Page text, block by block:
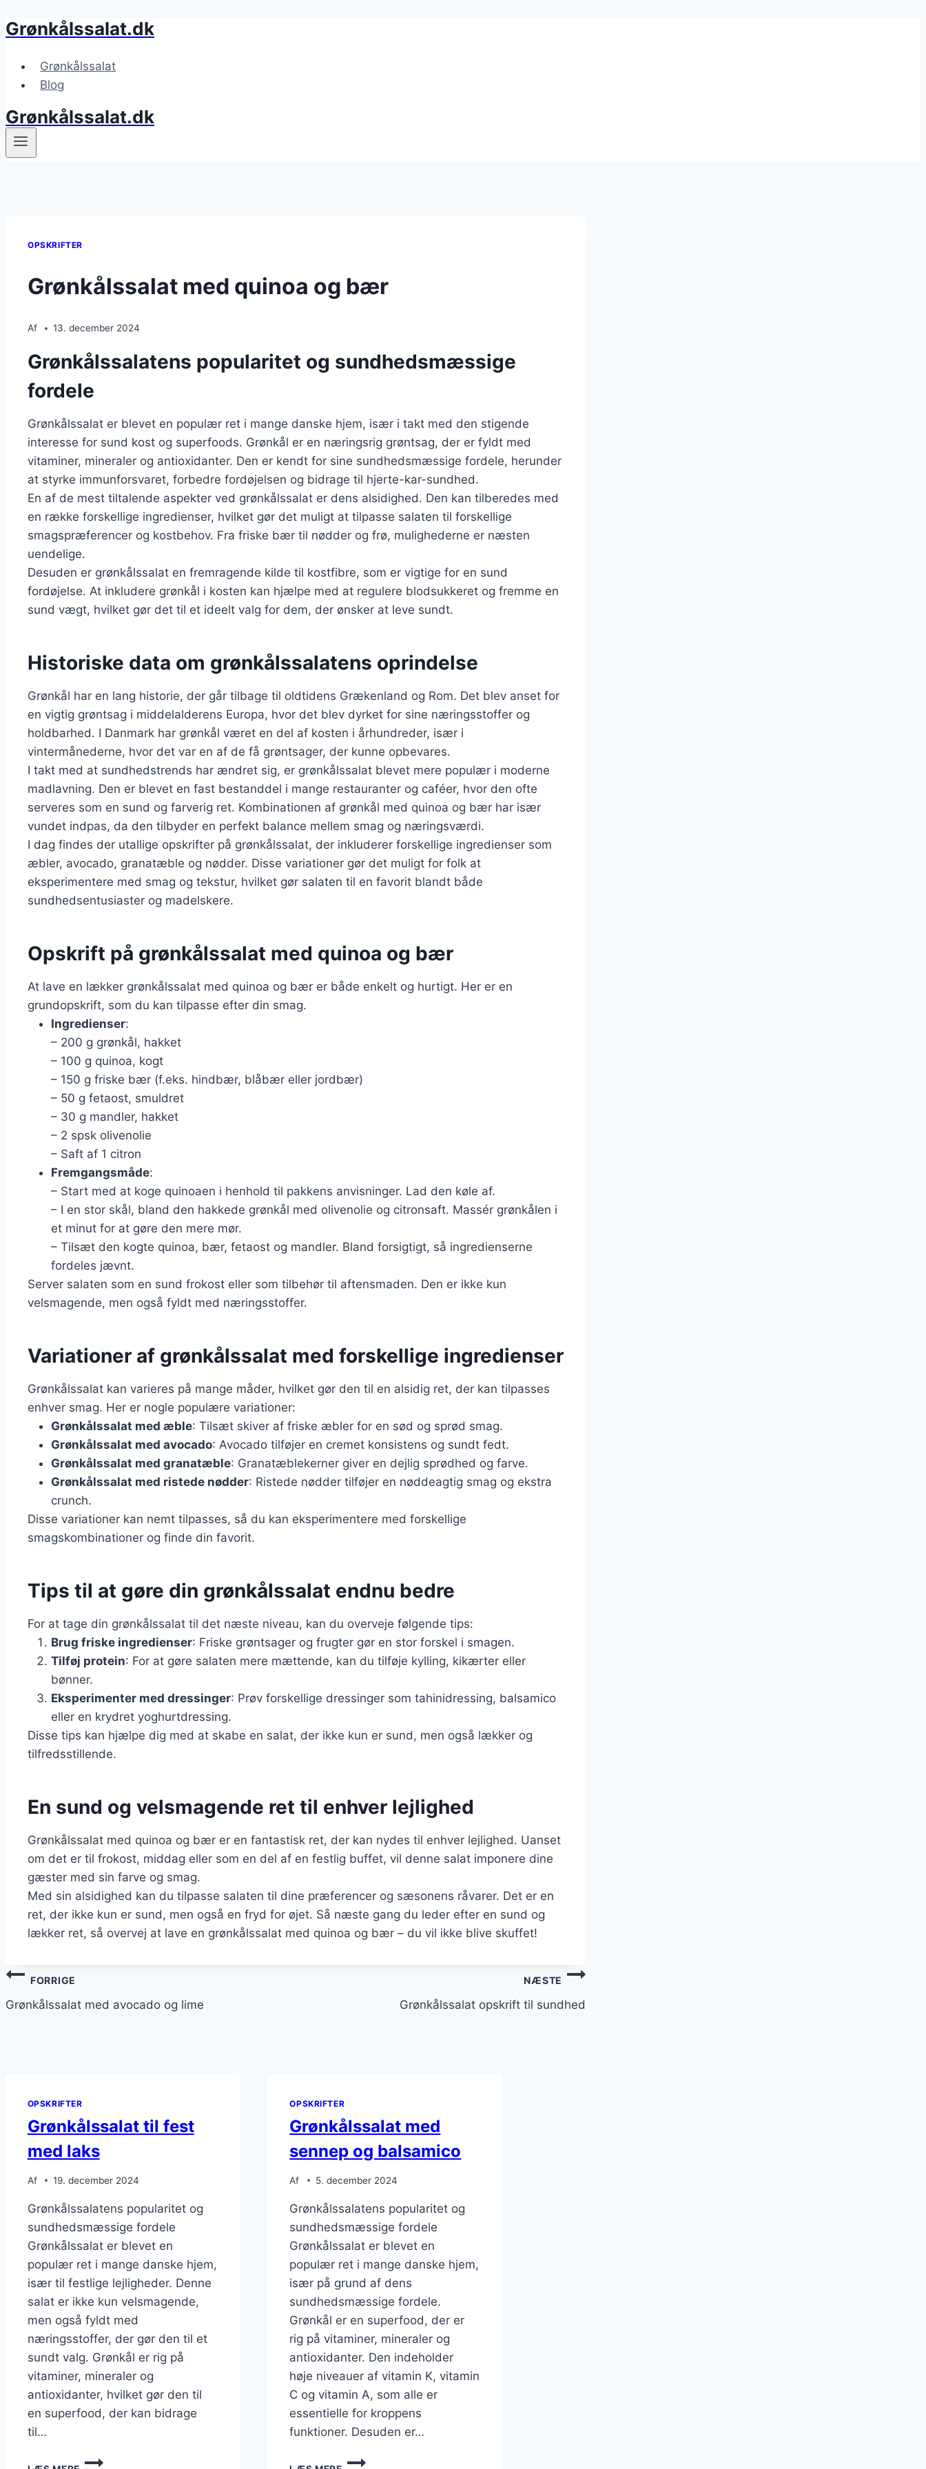
Fortsæt
indhold
Grønkålssalat.dk
Grønkålssalat
Blog
Grønkålssalat.dk
OPSKRIFTER
Grønkålssalat med quinoa og bær
Af 13. december 2024
Grønkålssalatens popularitet og sundhedsmæssige
fordele
Grønkålssalat er blevet en populær ret i mange danske hjem, især i takt med den stigende
interesse for sund kost og superfoods. Grønkål er en næringsrig grøntsag, der er fyldt med
vitaminer, mineraler og antioxidanter. Den er kendt for sine sundhedsmæssige fordele, herunder
at styrke immunforsvaret, forbedre fordøjelsen og bidrage til hjerte-kar-sundhed.
En af de mest tiltalende aspekter ved grønkålssalat er dens alsidighed. Den kan tilberedes med
en række forskellige ingredienser, hvilket gør det muligt at tilpasse salaten til forskellige
smagspræferencer og kostbehov. Fra friske bær til nødder og frø, mulighederne er næsten
uendelige.
Desuden er grønkålssalat en fremragende kilde til kostfibre, som er vigtige for en sund
fordøjelse. At inkludere grønkål i kosten kan hjælpe med at regulere blodsukkeret og fremme en
sund vægt, hvilket gør det til et ideelt valg for dem, der ønsker at leve sundt.
Historiske data om grønkålssalatens oprindelse
Grønkål har en lang historie, der går tilbage til oldtidens Grækenland og Rom. Det blev anset for
en vigtig grøntsag i middelalderens Europa, hvor det blev dyrket for sine næringsstoffer og
holdbarhed. I Danmark har grønkål været en del af kosten i århundreder, især i
vintermånederne, hvor det var en af de få grøntsager, der kunne opbevares.
I takt med at sundhedstrends har ændret sig, er grønkålssalat blevet mere populær i moderne
madlavning. Den er blevet en fast bestanddel i mange restauranter og caféer, hvor den ofte
serveres som en sund og farverig ret. Kombinationen af grønkål med quinoa og bær har især
vundet indpas, da den tilbyder en perfekt balance mellem smag og næringsværdi.
I dag findes der utallige opskrifter på grønkålssalat, der inkluderer forskellige ingredienser som
æbler, avocado, granatæble og nødder. Disse variationer gør det muligt for folk at
eksperimentere med smag og tekstur, hvilket gør salaten til en favorit blandt både
sundhedsentusiaster og madelskere.
Opskrift på grønkålssalat med quinoa og bær
At lave en lækker grønkålssalat med quinoa og bær er både enkelt og hurtigt. Her er en
grundopskrift, som du kan tilpasse efter din smag.
Ingredienser:
– 200 g grønkål, hakket
– 100 g quinoa, kogt
– 150 g friske bær (f.eks. hindbær, blåbær eller jordbær)
– 50 g fetaost, smuldret
– 30 g mandler, hakket
– 2 spsk olivenolie
– Saft af 1 citron
Fremgangsmåde:
– Start med at koge quinoaen i henhold til pakkens anvisninger. Lad den køle af.
– I en stor skål, bland den hakkede grønkål med olivenolie og citronsaft. Massér grønkålen i
et minut for at gøre den mere mør.
– Tilsæt den kogte quinoa, bær, fetaost og mandler. Bland forsigtigt, så ingredienserne
fordeles jævnt.
Server salaten som en sund frokost eller som tilbehør til aftensmaden. Den er ikke kun
velsmagende, men også fyldt med næringsstoffer.
Variationer af grønkålssalat med forskellige ingredienser
Grønkålssalat kan varieres på mange måder, hvilket gør den til en alsidig ret, der kan tilpasses
enhver smag. Her er nogle populære variationer:
Grønkålssalat med æble: Tilsæt skiver af friske æbler for en sød og sprød smag.
Grønkålssalat med avocado: Avocado tilføjer en cremet konsistens og sundt fedt.
Grønkålssalat med granatæble: Granatæblekerner giver en dejlig sprødhed og farve.
Grønkålssalat med ristede nødder: Ristede nødder tilføjer en nøddeagtig smag og ekstra
crunch.
Disse variationer kan nemt tilpasses, så du kan eksperimentere med forskellige
smagskombinationer og finde din favorit.
Tips til at gøre din grønkålssalat endnu bedre
For at tage din grønkålssalat til det næste niveau, kan du overveje følgende tips:
Brug friske ingredienser: Friske grøntsager og frugter gør en stor forskel i smagen.
Tilføj protein: For at gøre salaten mere mættende, kan du tilføje kylling, kikærter eller
bønner.
Eksperimenter med dressinger: Prøv forskellige dressinger som tahinidressing, balsamico
eller en krydret yoghurtdressing.
Disse tips kan hjælpe dig med at skabe en salat, der ikke kun er sund, men også lækker og
tilfredsstillende.
En sund og velsmagende ret til enhver lejlighed
Grønkålssalat med quinoa og bær er en fantastisk ret, der kan nydes til enhver lejlighed. Uanset
om det er til frokost, middag eller som en del af en festlig buffet, vil denne salat imponere dine
gæster med sin farve og smag.
Med sin alsidighed kan du tilpasse salaten til dine præferencer og sæsonens råvarer. Det er en
ret, der ikke kun er sund, men også en fryd for øjet. Så næste gang du leder efter en sund og
lækker ret, så overvej at lave en grønkålssalat med quinoa og bær – du vil ikke blive skuffet!
Indlægsnavigation
FORRIGE
Grønkålssalat med avocado og lime
NÆSTE
Grønkålssalat opskrift til sundhed
OPSKRIFTER
Grønkålssalat til fest
med laks
Af 19. december 2024
Grønkålssalatens popularitet og
sundhedsmæssige fordele
Grønkålssalat er blevet en
populær ret i mange danske hjem,
især til festlige lejligheder. Denne
salat er ikke kun velsmagende,
men også fyldt med
næringsstoffer, der gør den til et
sundt valg. Grønkål er rig på
vitaminer, mineraler og
antioxidanter, hvilket gør den til
en superfood, der kan bidrage
til…
GRØNKÅLSSALAT
OPSKRIFTER
Grønkålssalat med
sennep og balsamico
Af 5. december 2024
Grønkålssalatens popularitet og
sundhedsmæssige fordele
Grønkålssalat er blevet en
populær ret i mange danske hjem,
især på grund af dens
sundhedsmæssige fordele.
Grønkål er en superfood, der er
rig på vitaminer, mineraler og
antioxidanter. Den indeholder
høje niveauer af vitamin K, vitamin
C og vitamin A, som alle er
essentielle for kroppens
funktioner. Desuden er…
GRØNKÅLSSALAT